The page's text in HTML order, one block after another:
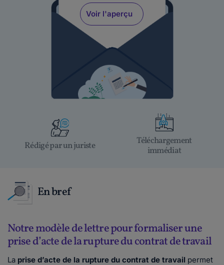
Voir l'aperçu
Rédigé par un juriste
Téléchargement
immédiat
En bref
Notre modèle de lettre pour formaliser une
prise d’acte de la rupture du contrat de travail
La prise d’acte de la rupture du contrat de travail permet